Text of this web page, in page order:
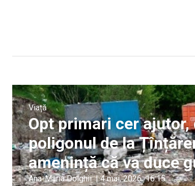
Viață
Opt primari cer ajutor,
poligonul de la
amenință că va duce
Ana-Maria Dolghii | 4 mai, 2026 16:15